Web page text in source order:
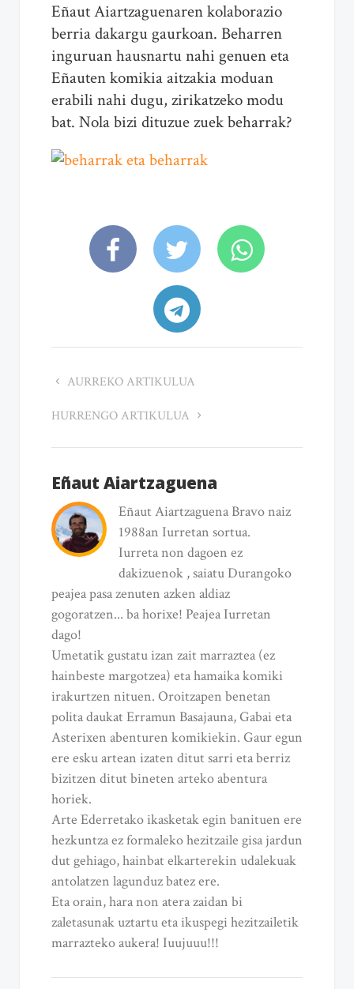
Eñaut Aiartzaguenaren kolaborazio
berria dakargu gaurkoan. Beharren
inguruan hausnartu nahi genuen eta
Eñauten komikia aitzakia moduan
erabili nahi dugu, zirikatzeko modu
bat. Nola bizi dituzue zuek beharrak?
AURREKO ARTIKULUA
HURRENGO ARTIKULUA
Eñaut Aiartzaguena
Eñaut Aiartzaguena Bravo naiz
1988an Iurretan sortua.
Iurreta non dagoen ez
dakizuenok , saiatu Durangoko
peajea pasa zenuten azken aldiaz
gogoratzen... ba horixe! Peajea Iurretan
dago!
Umetatik gustatu izan zait marraztea (ez
hainbeste margotzea) eta hamaika komiki
irakurtzen nituen. Oroitzapen benetan
polita daukat Erramun Basajauna, Gabai eta
Asterixen abenturen komikiekin. Gaur egun
ere esku artean izaten ditut sarri eta berriz
bizitzen ditut bineten arteko abentura
horiek.
Arte Ederretako ikasketak egin banituen ere
hezkuntza ez formaleko hezitzaile gisa jardun
dut gehiago, hainbat elkarterekin udalekuak
antolatzen lagunduz batez ere.
Eta orain, hara non atera zaidan bi
zaletasunak uztartu eta ikuspegi hezitzailetik
marrazteko aukera! Iuujuuu!!!